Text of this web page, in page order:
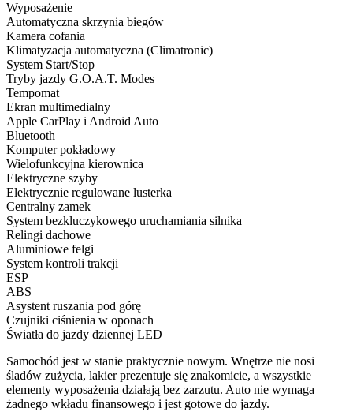
Wyposażenie
Automatyczna skrzynia biegów
Kamera cofania
Klimatyzacja automatyczna (Climatronic)
System Start/Stop
Tryby jazdy G.O.A.T. Modes
Tempomat
Ekran multimedialny
Apple CarPlay i Android Auto
Bluetooth
Komputer pokładowy
Wielofunkcyjna kierownica
Elektryczne szyby
Elektrycznie regulowane lusterka
Centralny zamek
System bezkluczykowego uruchamiania silnika
Relingi dachowe
Aluminiowe felgi
System kontroli trakcji
ESP
ABS
Asystent ruszania pod górę
Czujniki ciśnienia w oponach
Światła do jazdy dziennej LED
Samochód jest w stanie praktycznie nowym. Wnętrze nie nosi
śladów zużycia, lakier prezentuje się znakomicie, a wszystkie
elementy wyposażenia działają bez zarzutu. Auto nie wymaga
żadnego wkładu finansowego i jest gotowe do jazdy.